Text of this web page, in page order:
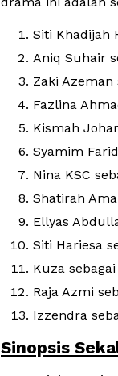
Siti Khadijah
Aniq Suhair
Zaki Azeman
Fazlina
Kismah
Syamim
Nina KSC
Shatirah
Ellyas
Siti Hariesa
Kuza
Raja Azmi
Izzendra
Sinopsis